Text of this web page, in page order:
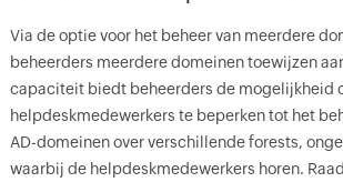
Via de optie voor het beheer van meerdere
beheerders meerdere domeinen toewijzen
capaciteit biedt beheerders de mogelijkheid
helpdeskmedewerkers te beperken tot het
AD-domeinen over verschillende forests,
waarbij de helpdeskmedewerkers horen.